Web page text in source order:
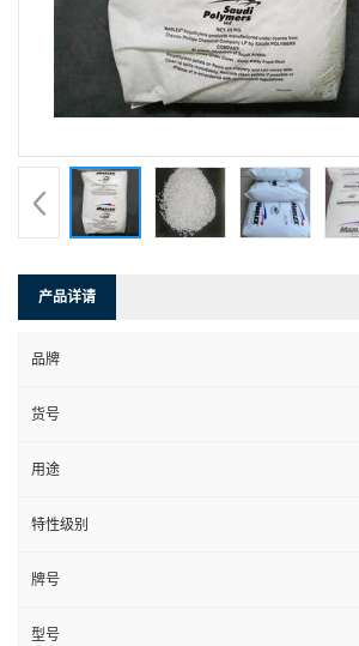
产品详请
品牌
货号
用途
特性级别
牌号
型号